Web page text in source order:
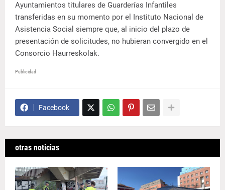
Ayuntamientos titulares de Guarderías Infantiles
transferidas en su momento por el Instituto Nacional de
Asistencia Social siempre que, al inicio del plazo de
presentación de solicitudes, no hubieran convergido en el
Consorcio Haurreskolak.
Publicidad
Facebook
otras noticias